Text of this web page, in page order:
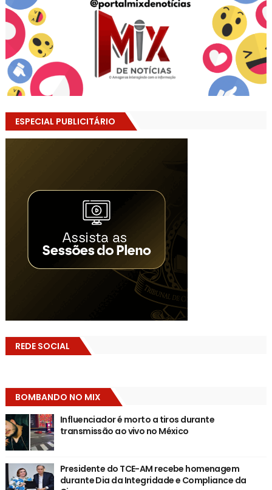
ESPECIAL PUBLICITÁRIO
REDE SOCIAL
BOMBANDO NO MIX
Influenciador é morto a tiros durante
transmissão ao vivo no México
Presidente do TCE-AM recebe homenagem
durante Dia da Integridade e Compliance da